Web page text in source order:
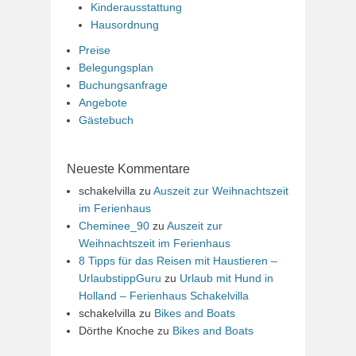
Kinderausstattung
Hausordnung
Preise
Belegungsplan
Buchungsanfrage
Angebote
Gästebuch
Neueste Kommentare
schakelvilla zu Auszeit zur Weihnachtszeit
im Ferienhaus
Cheminee_90 zu Auszeit zur
Weihnachtszeit im Ferienhaus
8 Tipps für das Reisen mit Haustieren –
UrlaubstippGuru zu Urlaub mit Hund in
Holland – Ferienhaus Schakelvilla
schakelvilla zu Bikes and Boats
Dörthe Knoche zu Bikes and Boats